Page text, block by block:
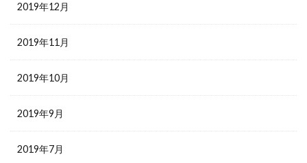
2019年12月
2019年11月
2019年10月
2019年9月
2019年7月